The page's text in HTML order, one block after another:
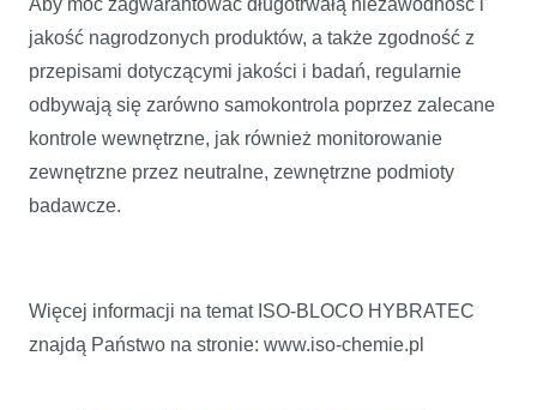
jakość nagrodzonych produktów, a także zgodność z
przepisami dotyczącymi jakości i badań, regularnie
odbywają się zarówno samokontrola poprzez zalecane
kontrole wewnętrzne, jak również monitorowanie
zewnętrzne przez neutralne, zewnętrzne podmioty
badawcze.
Więcej informacji na temat ISO-BLOCO HYBRATEC
znajdą Państwo na stronie: www.iso-chemie.pl